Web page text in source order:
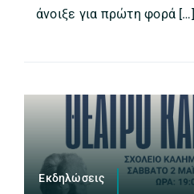
άνοιξε για πρώτη φορά […]
Εκδηλώσεις